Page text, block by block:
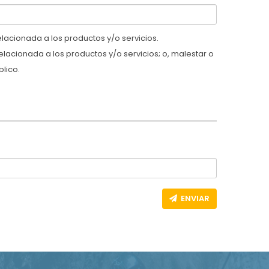
a los productos y/o servicios.
a los productos y/o servicios; o, malestar o
ENVIAR